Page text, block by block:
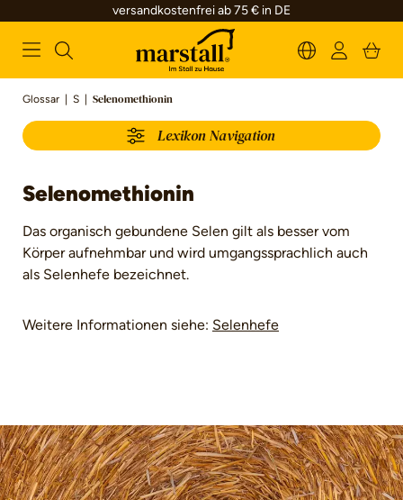
springen
versandkostenfrei ab 75 € in DE
Glossar | S | Selenomethionin
Lexikon Navigation
Selenomethionin
Das organisch gebundene Selen gilt als besser vom
Körper aufnehmbar und wird umgangssprachlich auch
als Selenhefe bezeichnet.
Weitere Informationen siehe: Selenhefe